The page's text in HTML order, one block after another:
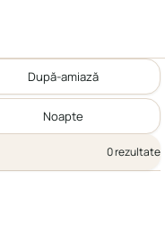
După-amiază
Noapte
0 rezultate